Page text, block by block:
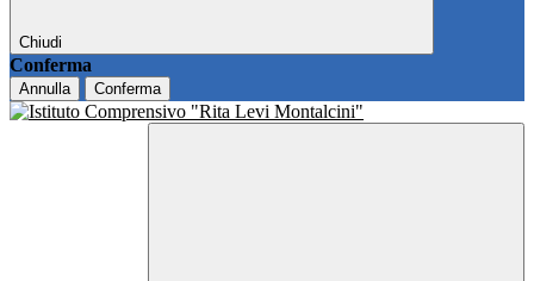
Chiudi
Conferma
Annulla Conferma